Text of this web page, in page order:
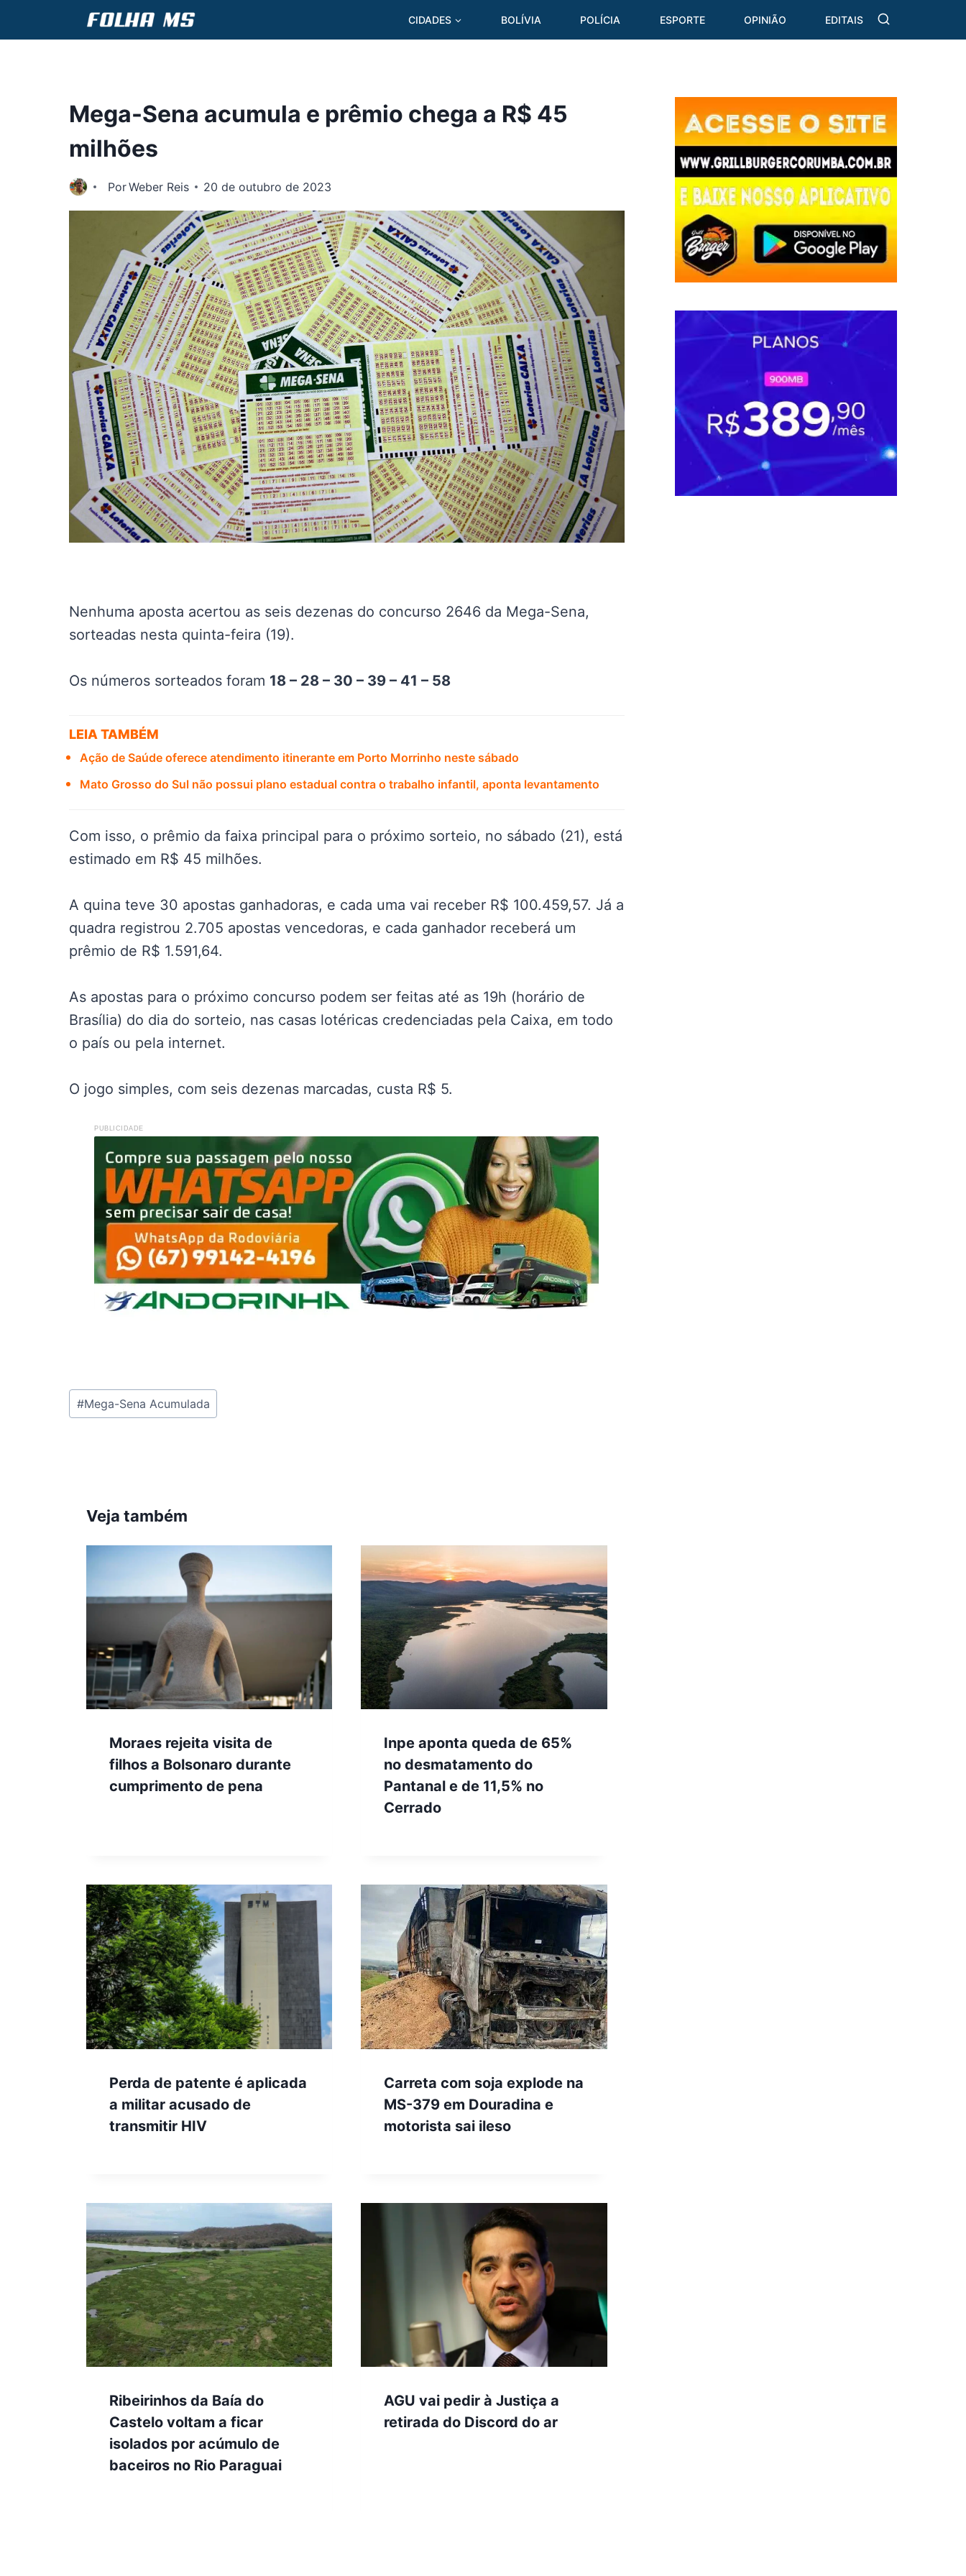
CIDADES BOLÍVIA POLÍCIA ESPORTE OPINIÃO EDITAIS
Mega-Sena acumula e prêmio chega a R$ 45
milhões
PorWeber Reis 20 de outubro de 2023
Nenhuma aposta acertou as seis dezenas do concurso 2646 da Mega-Sena,
sorteadas nesta quinta-feira (19).
Os números sorteados foram 18 – 28 – 30 – 39 – 41 – 58
LEIA TAMBÉM
Ação de Saúde oferece atendimento itinerante em Porto Morrinho neste sábado
Mato Grosso do Sul não possui plano estadual contra o trabalho infantil, aponta levantamento
Com isso, o prêmio da faixa principal para o próximo sorteio, no sábado (21), está
estimado em R$ 45 milhões.
A quina teve 30 apostas ganhadoras, e cada uma vai receber R$ 100.459,57. Já a
quadra registrou 2.705 apostas vencedoras, e cada ganhador receberá um
prêmio de R$ 1.591,64.
As apostas para o próximo concurso podem ser feitas até as 19h (horário de
Brasília) do dia do sorteio, nas casas lotéricas credenciadas pela Caixa, em todo
o país ou pela internet.
O jogo simples, com seis dezenas marcadas, custa R$ 5.
PUBLICIDADE
Tags
do
#Mega-Sena Acumulada
Veja também
Moraes rejeita visita de
filhos a Bolsonaro durante
cumprimento de pena
Inpe aponta queda de 65%
no desmatamento do
Pantanal e de 11,5% no
Cerrado
Perda de patente é aplicada
a militar acusado de
transmitir HIV
Carreta com soja explode na
MS-379 em Douradina e
motorista sai ileso
Ribeirinhos da Baía do
Castelo voltam a ficar
isolados por acúmulo de
baceiros no Rio Paraguai
AGU vai pedir à Justiça a
retirada do Discord do ar